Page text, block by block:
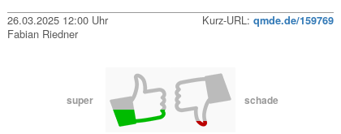
26.03.2025 12:00 Uhr Kurz-URL: qmde.de/159769
Fabian Riedner
super schade